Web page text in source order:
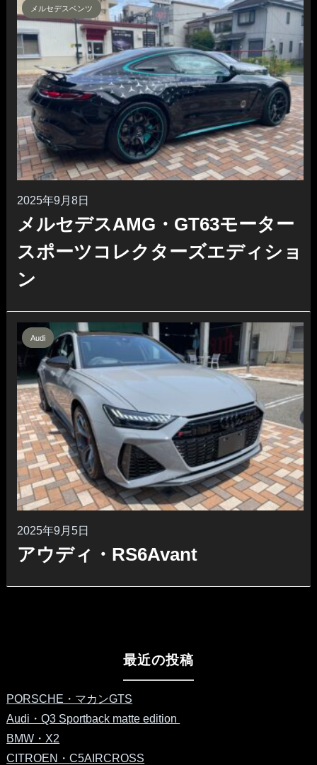
メルセデスベンツ
2025年9月8日
メルセデスAMG・GT63モーター
スポーツコレクターズエディショ
ン
Audi
2025年9月5日
アウディ・RS6Avant
最近の投稿
PORSCHE・マカンGTS
Audi・Q3 Sportback matte edition
BMW・X2
CITROEN・C5AIRCROSS